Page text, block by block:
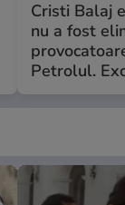
Cristi Balaj
nu a fost
Petrolul.